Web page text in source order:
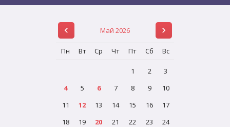
Май 2026
Пн Вт Ср Чт Пт Сб Вс
1 2
3
4
5 6 7 8 9
10
11
12 13 14 15 16
17
18
19 20 21 22 23
24